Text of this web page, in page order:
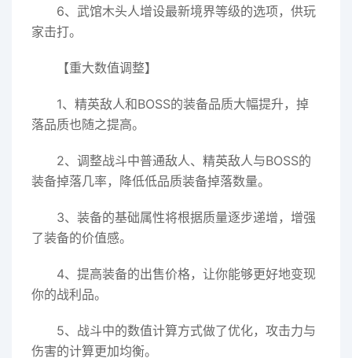
6、武馆木头人增设最新境界等级的选项，供玩
家击打。
【重大数值调整】
1、精英敌人和BOSS的装备品质大幅提升，掉
落品质也随之提高。
2、调整战斗中普通敌人、精英敌人与BOSS的
装备掉落几率，降低低品质装备掉落数量。
3、装备的基础属性将根据质量逐步递增，增强
了装备的价值感。
4、提高装备的出售价格，让你能够更好地变现
你的战利品。
5、战斗中的数值计算方式做了优化，攻击力与
伤害的计算更加均衡。